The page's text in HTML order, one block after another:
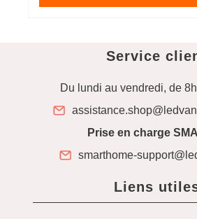
Service
Du lundi au vendredi, de
Prise en charge
smarthome-
Liens